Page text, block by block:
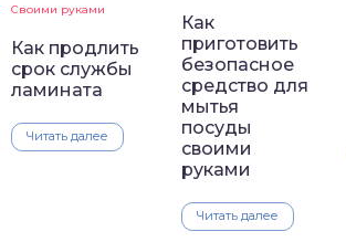
Своими руками
Как продлить
срок службы
ламината
Читать далее
Как
приготовить
безопасное
средство для
мытья
посуды
своими
руками
Читать далее